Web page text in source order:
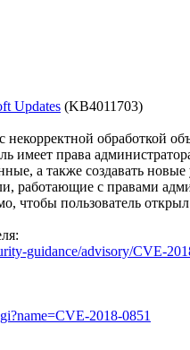
Updates (KB4011703)
некорректной обработкой
имеет права
а также создавать
работающие с правами
чтобы пользователь
guidance/advisory/CVE-
2018-0851